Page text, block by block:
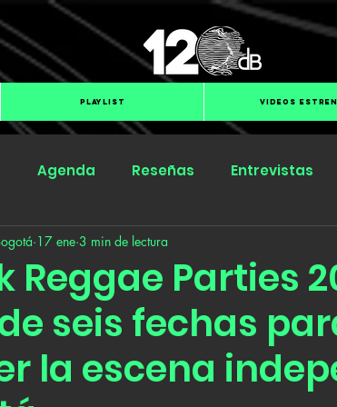
PLAYLIST VIDEOS
Agenda Reseñas Entrevistas
Submit Hub Groover
Reggae Parties
seis fechas
la escena
17 ene 3 min de lectura